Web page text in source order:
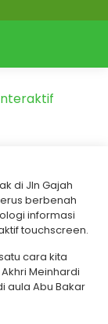
di Jln Gajah
berbenah
informasi
touchscreen.
cara kita
Meinhardi
aula Abu Bakar